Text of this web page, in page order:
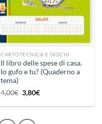
CARTOTECNICA E GIOCHI
Il libro delle spese di casa.
Io gufo e tu? (Quaderno a
tema)
4,00€ Il
prezzo
originale
4,00€.
3,80€Il
attuale